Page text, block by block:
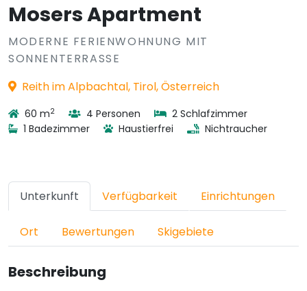
Mosers Apartment
MODERNE FERIENWOHNUNG MIT
SONNENTERRASSE
Reith im Alpbachtal, Tirol, Österreich
60 m2 4 Personen
2 Schlafzimmer
1 Badezimmer
Haustierfrei Nichtraucher
Unterkunft Verfügbarkeit Einrichtungen
Ort Bewertungen Skigebiete
Beschreibung